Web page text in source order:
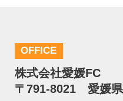
OFFICE
株式会社愛媛FC
〒791-8021 愛媛